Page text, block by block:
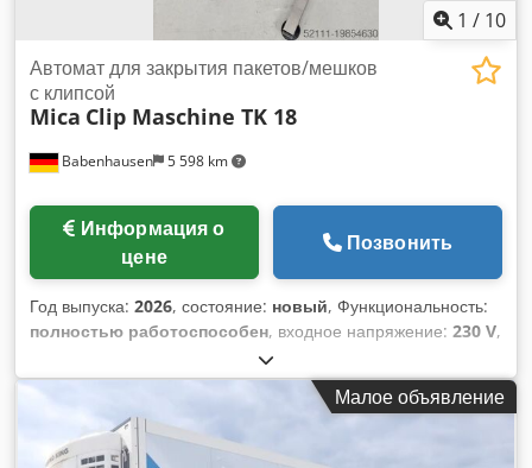
1 / 10
Babenhausen 5 598 km
Автомат для закрытия пакетов/мешков
с клипсой
Mica Clip Maschine TK 18
цене
Позвонить
Год выпуска: 2026, состояние: новый, Функциональность:
полностью работоспособен, входное напряжение: 230 V,
, Сертифицировано DGUV до:
08/2027, номер машины/транспортного средства:2026,
НОВОЕ НОВОЕ Машина для закрывания пакетов/мешков
НОВОЕ НОВОЕ Автоматическая и ручная функция
Клипбанд-машина с датировщиком Исполнение из
Малое объявление